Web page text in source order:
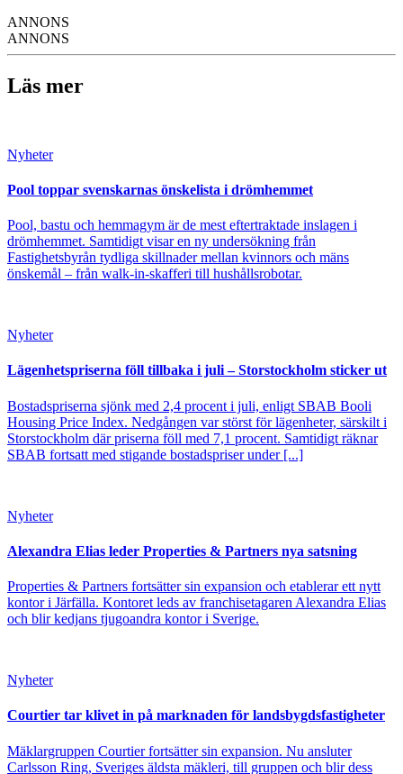
ANNONS
ANNONS
Läs mer
Nyheter
Pool toppar svenskarnas önskelista i drömhemmet
Pool, bastu och hemmagym är de mest eftertraktade inslagen i
drömhemmet. Samtidigt visar en ny undersökning från
Fastighetsbyrån tydliga skillnader mellan kvinnors och mäns
önskemål – från walk-in-skafferi till hushållsrobotar.
Nyheter
Lägenhetspriserna föll tillbaka i juli – Storstockholm sticker ut
Bostadspriserna sjönk med 2,4 procent i juli, enligt SBAB Booli
Housing Price Index. Nedgången var störst för lägenheter, särskilt i
Storstockholm där priserna föll med 7,1 procent. Samtidigt räknar
SBAB fortsatt med stigande bostadspriser under [...]
Nyheter
Alexandra Elias leder Properties & Partners nya satsning
Properties & Partners fortsätter sin expansion och etablerar ett nytt
kontor i Järfälla. Kontoret leds av franchisetagaren Alexandra Elias
och blir kedjans tjugoandra kontor i Sverige.
Nyheter
Courtier tar klivet in på marknaden för landsbygdsfastigheter
Mäklargruppen Courtier fortsätter sin expansion. Nu ansluter
Carlsson Ring, Sveriges äldsta mäkleri, till gruppen och blir dess